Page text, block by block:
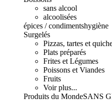
sans alcool
alcoolisées
épices / condimentshygiène
Surgelés
Pizzas, tartes et
Plats préparés
Frites et Légumes
Poissons et Viandes
Fruits
Voir plus...
Produits du MondeSANS